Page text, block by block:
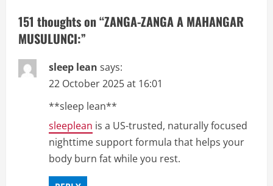
v
i
g
151 thoughts on “ZANGA-ZANGA A MAHANGAR
MUSULUNCI:”
sleep lean says:
22 October 2025 at 16:01
**sleep lean**
sleeplean is a US-trusted, naturally focused
nighttime support formula that helps your
body burn fat while you rest.